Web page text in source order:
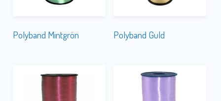
Polyband Mintgrön Polyband Guld